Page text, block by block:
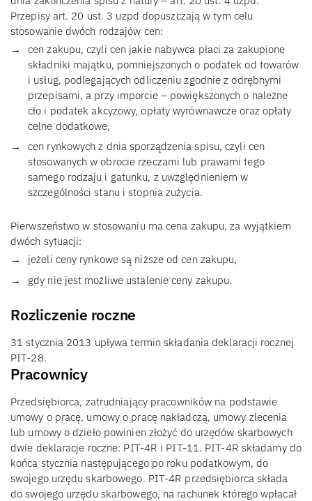
Przepisy art. 20 ust. 3 uzpd dopuszczają w tym celu
stosowanie dwóch rodzajów cen:
cen zakupu, czyli cen jakie nabywca płaci za zakupione
składniki majątku, pomniejszonych o podatek od towarów
i usług, podlegających odliczeniu zgodnie z odrębnymi
przepisami, a przy imporcie – powiększonych o należne
cło i podatek akcyzowy, opłaty wyrównawcze oraz opłaty
celne dodatkowe,
cen rynkowych z dnia sporządzenia spisu, czyli cen
stosowanych w obrocie rzeczami lub prawami tego
samego rodzaju i gatunku, z uwzględnieniem w
szczególności stanu i stopnia zużycia.
Pierwszeństwo w stosowaniu ma cena zakupu, za wyjątkiem
dwóch sytuacji:
jeżeli ceny rynkowe są niższe od cen zakupu,
gdy nie jest możliwe ustalenie ceny zakupu.
Rozliczenie roczne
31 stycznia 2013 upływa termin składania deklaracji rocznej
PIT-28.
Pracownicy
Przedsiębiorca, zatrudniający pracowników na podstawie
umowy o pracę, umowy o pracę nakładczą, umowy zlecenia
lub umowy o dzieło powinien złożyć do urzędów skarbowych
dwie deklaracje roczne: PIT-4R i PIT-11. PIT-4R składamy do
końca stycznia następującego po roku podatkowym, do
swojego urzędu skarbowego. PIT-4R przedsiębiorca składa
do swojego urzędu skarbowego, na rachunek którego wpłacał